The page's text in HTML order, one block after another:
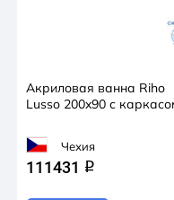
Акриловая ванна Riho
Lusso 200x90 с
Чехия
111431 q